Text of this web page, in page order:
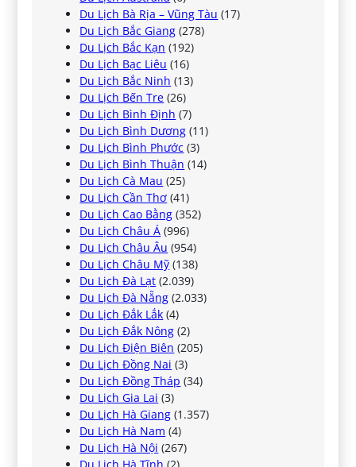
Du Lịch Bà Rịa – Vũng Tàu (17)
Du Lịch Bắc Giang (278)
Du Lịch Bắc Kạn (192)
Du Lịch Bạc Liêu (16)
Du Lịch Bắc Ninh (13)
Du Lịch Bến Tre (26)
Du Lịch Bình Định (7)
Du Lịch Bình Dương (11)
Du Lịch Bình Phước (3)
Du Lịch Bình Thuận (14)
Du Lịch Cà Mau (25)
Du Lịch Cần Thơ (41)
Du Lịch Cao Bằng (352)
Du Lịch Châu Á (996)
Du Lịch Châu Âu (954)
Du Lịch Châu Mỹ (138)
Du Lịch Đà Lạt (2.039)
Du Lịch Đà Nẵng (2.033)
Du Lịch Đắk Lắk (4)
Du Lịch Đắk Nông (2)
Du Lịch Điện Biên (205)
Du Lịch Đồng Nai (3)
Du Lịch Đồng Tháp (34)
Du Lịch Gia Lai (3)
Du Lịch Hà Giang (1.357)
Du Lịch Hà Nam (4)
Du Lịch Hà Nội (267)